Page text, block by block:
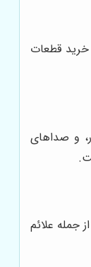
خرید قطعات
و صداهای
جمله علائم